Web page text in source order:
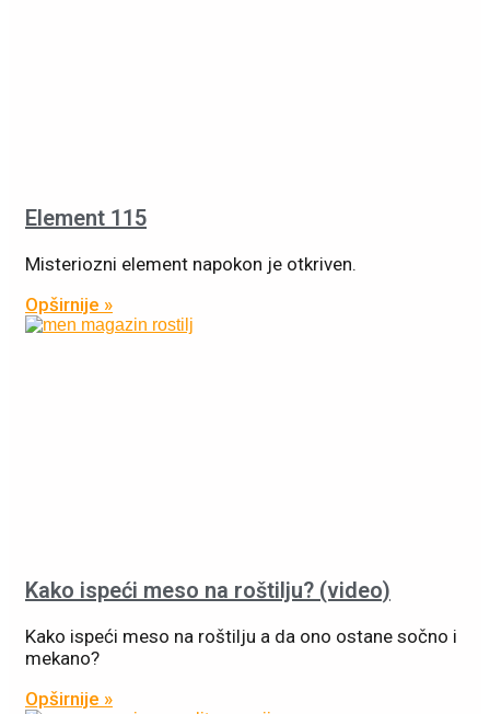
Element 115
Misteriozni element napokon je otkriven.
Opširnije »
Kako ispeći meso na roštilju? (video)
Kako ispeći meso na roštilju a da ono ostane sočno i
mekano?
Opširnije »